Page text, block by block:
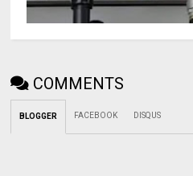
COMMENTS
BLOGGER FACEBOOK DISQUS